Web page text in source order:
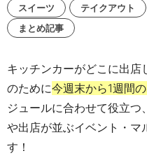
スイーツ テイクアウト
まとめ記事
キッチンカーがどこに出店
のために今週末から1週間
ジュールに合わせて役立
や出店が並ぶイベント・マ
す！